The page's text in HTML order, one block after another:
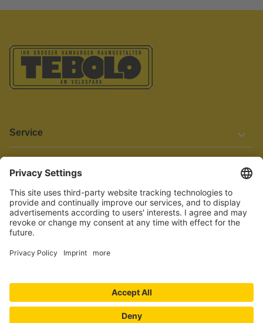
Service
Informationen
Barrierefreiheit
Wir bemühen uns, unsere Website barrierefrei zu gestalten.
Einige Inhalte und Funktionen sind derzeit jedoch noch nicht
vollständig zugänglich. Wenn Sie auf Barrieren stoßen oder Hilfe
benötigen, kontaktieren Sie uns bitte unter service[at]knutzen.de.
Vertrag widerrufen
© 2026 TEBOLO